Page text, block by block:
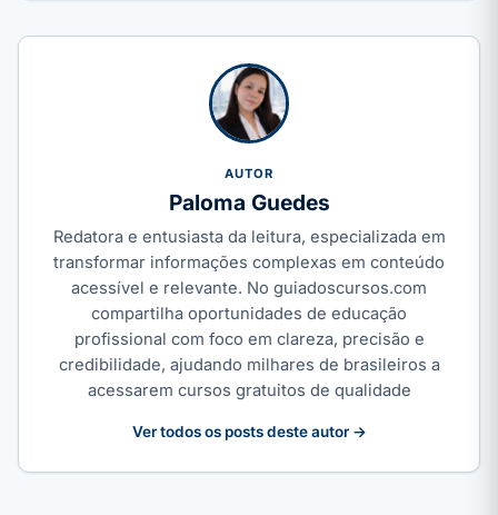
AUTOR
Paloma Guedes
Redatora e entusiasta da leitura, especializada em
transformar informações complexas em conteúdo
acessível e relevante. No guiadoscursos.com
compartilha oportunidades de educação
profissional com foco em clareza, precisão e
credibilidade, ajudando milhares de brasileiros a
acessarem cursos gratuitos de qualidade
Ver todos os posts deste autor →